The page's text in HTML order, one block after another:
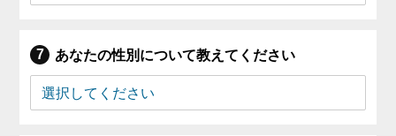
あなたの性別について教えてください